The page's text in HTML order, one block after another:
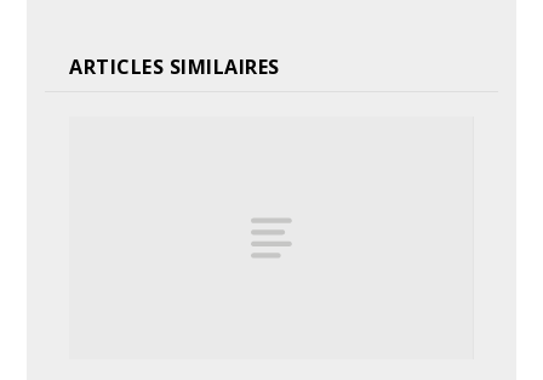
ARTICLES SIMILAIRES